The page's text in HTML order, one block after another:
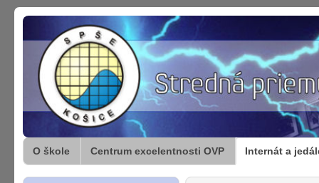
O škole Centrum excelentnosti OVP Internát a